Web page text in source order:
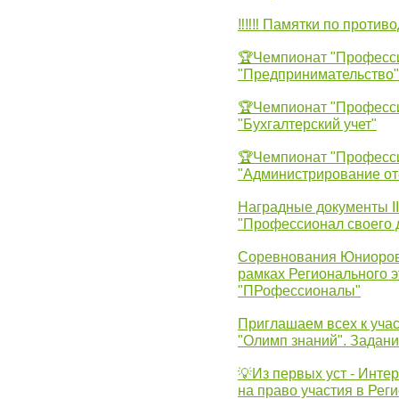
‼‼‼ Памятки по
🏆Чемпионат
"Предпринимательство"
🏆Чемпионат
"Бухгалтерский учет"
🏆Чемпионат
"Администрирование
Наградные документы
"Профессионал своего
Соревнования
рамках Регионального
"ПРофессионалы"
Приглашаем всех к
"Олимп знаний".
💡Из первых уст -
на право участия в